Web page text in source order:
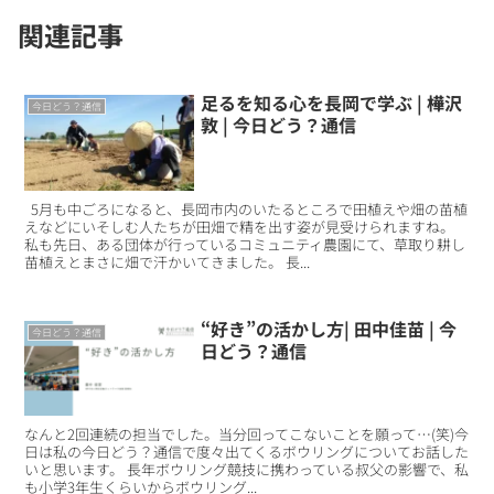
関連記事
今日どう？通信
足るを知る心を長岡で学ぶ | 樺沢
敦 | 今日どう？通信
5月も中ごろになると、長岡市内のいたるところで田植えや畑の苗植
えなどにいそしむ人たちが田畑で精を出す姿が見受けられますね。
私も先日、ある団体が行っているコミュニティ農園にて、草取り耕し
苗植えとまさに畑で汗かいてきました。 長...
今日どう？通信
“好き”の活かし方| 田中佳苗 | 今
日どう？通信
なんと2回連続の担当でした。当分回ってこないことを願って…(笑)今
日は私の今日どう？通信で度々出てくるボウリングについてお話した
いと思います。 長年ボウリング競技に携わっている叔父の影響で、私
も小学3年生くらいからボウリング...